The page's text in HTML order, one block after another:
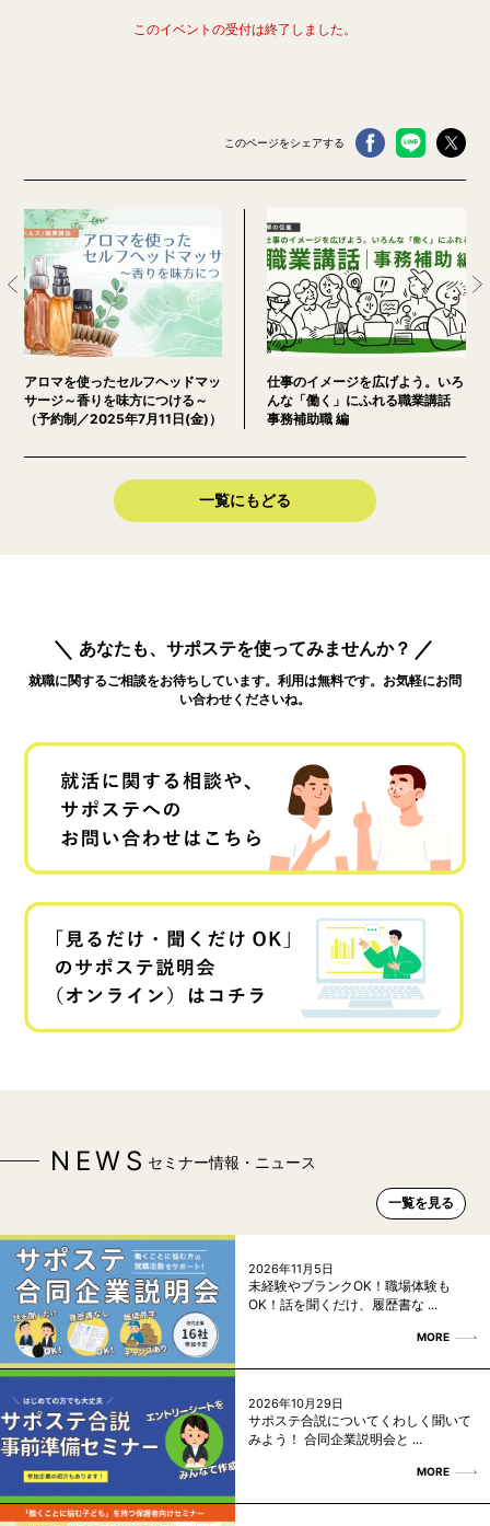
このイベントの受付は終了しました。
このページをシェアする
​​アロマを使ったセルフヘッドマッ
サージ～香りを味方につける～
（予約制／2025年7月11日(金)）
仕事のイメージを広げよう。いろ
んな「働く」にふれる職業講話
事務補助職 編
一覧にもどる
あなたも、サポステを使ってみませんか？
就職に関するご相談をお待ちしています。利用は無料です。お気軽にお問
い合わせくださいね。
NEWS セミナー情報・ニュース
一覧を見る
2026年11月5日
未経験やブランクOK！職場体験も
OK！話を聞くだけ、履歴書な ...
MORE
2026年10月29日
サポステ合説についてくわしく聞いて
みよう！ 合同企業説明会と ...
MORE